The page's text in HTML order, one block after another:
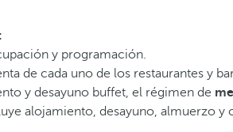
y programación.
de cada uno de los restaurantes y
y desayuno buffet, el régimen de
alojamiento, desayuno, almuerzo y